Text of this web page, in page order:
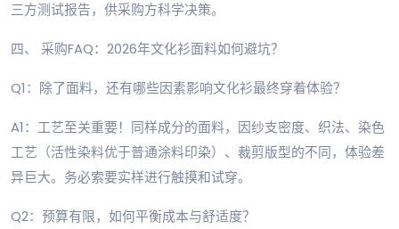
三方测试报告，供采购方科学决策。
四、 采购FAQ：2026年文化衫面料如何避坑？
Q1：除了面料，还有哪些因素影响文化衫最终穿着体验？
A1：工艺至关重要！同样成分的面料，因纱支密度、织法、染色
工艺（活性染料优于普通涂料印染）、裁剪版型的不同，体验差
异巨大。务必索要实样进行触摸和试穿。
Q2：预算有限，如何平衡成本与舒适度？